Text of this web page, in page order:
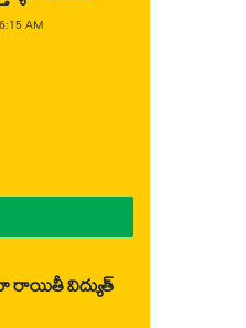
AM
రాయితీ విద్యుత్